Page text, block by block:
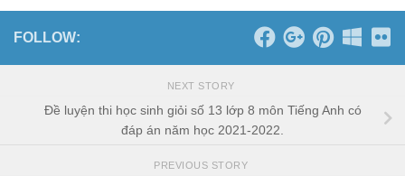
FOLLOW:
NEXT STORY
Đề luyện thi học sinh giỏi số 13 lớp 8 môn Tiếng Anh có
đáp án năm học 2021-2022.
PREVIOUS STORY